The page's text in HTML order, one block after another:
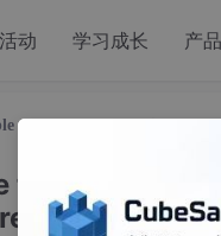
动 学习成长 产
to access ‘https://
to access
Connection